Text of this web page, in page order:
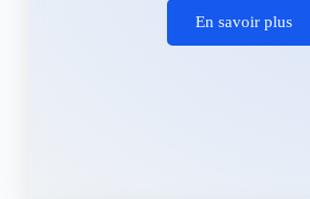
En savoir plus